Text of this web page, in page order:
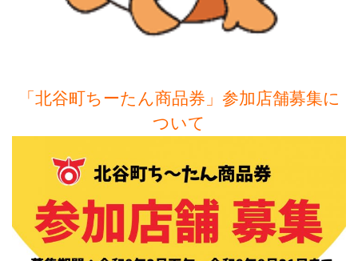
「北谷町ちーたん商品券」参加店舗募集に
ついて